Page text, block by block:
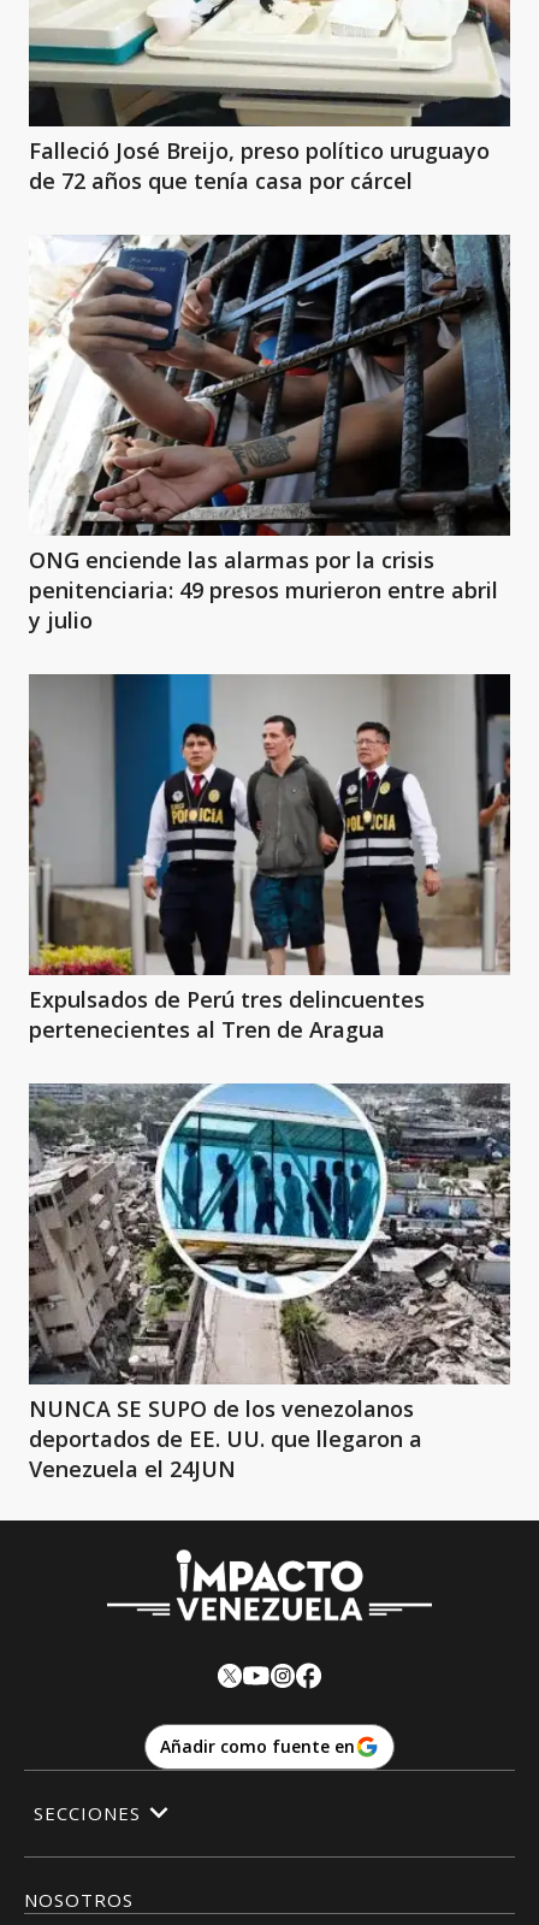
Falleció José Breijo, preso político uruguayo
de 72 años que tenía casa por cárcel
ONG enciende las alarmas por la crisis
penitenciaria: 49 presos murieron entre abril
y julio
Expulsados de Perú tres delincuentes
pertenecientes al Tren de Aragua
NUNCA SE SUPO de los venezolanos
deportados de EE. UU. que llegaron a
Venezuela el 24JUN
Añadir como fuente en
NOSOTROS
SECCIONES